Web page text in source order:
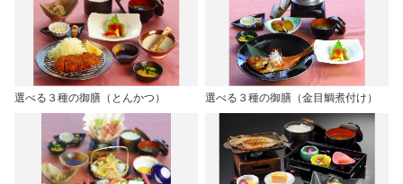
選べる３種の御膳（とんかつ） 選べる３種の御膳（金目鯛煮付け）